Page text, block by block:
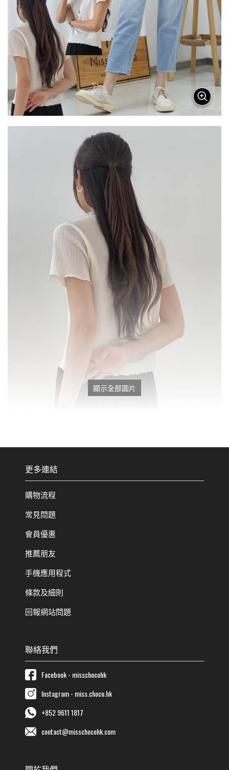
顯示全部圖片
更多連結
購物流程
常見問題
會員優惠
推薦朋友
手機應用程式
條款及細則
回報網站問題
聯絡我們
Facebook - misschocohk
Instagram - miss.choco.hk
+852 9611 1817
contact@misschocohk.com